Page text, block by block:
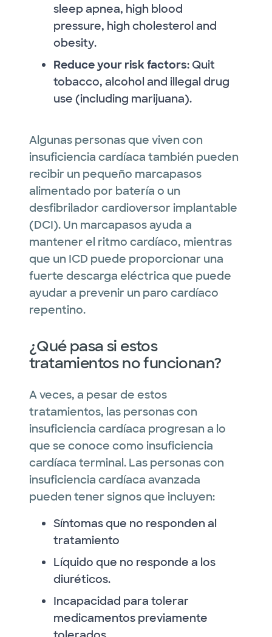
sleep apnea, high blood
pressure, high cholesterol and
obesity.
Reduce your risk factors: Quit
tobacco, alcohol and illegal drug
use (including marijuana).
Algunas personas que viven con
insuficiencia cardíaca también pueden
recibir un pequeño marcapasos
alimentado por batería o un
desfibrilador cardioversor implantable
(DCI). Un marcapasos ayuda a
mantener el ritmo cardíaco, mientras
que un ICD puede proporcionar una
fuerte descarga eléctrica que puede
ayudar a prevenir un paro cardíaco
repentino.
¿Qué pasa si estos
tratamientos no funcionan?
A veces, a pesar de estos
tratamientos, las personas con
insuficiencia cardíaca progresan a lo
que se conoce como insuficiencia
cardíaca terminal. Las personas con
insuficiencia cardíaca avanzada
pueden tener signos que incluyen:
Síntomas que no responden al
tratamiento
Líquido que no responde a los
diuréticos.
Incapacidad para tolerar
medicamentos previamente